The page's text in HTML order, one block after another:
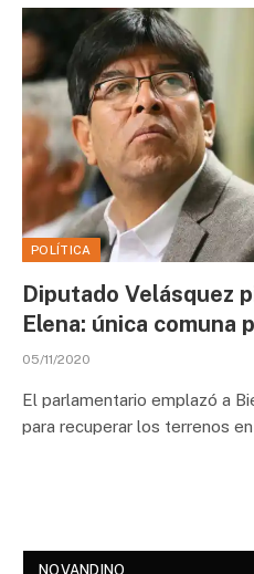
POLÍTICA
Diputado Velásquez
Elena: única comuna
05/11/2020
El parlamentario emplazó a
para recuperar los terrenos
NOVANDINO